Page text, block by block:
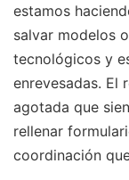
estamos
salvar modelos
tecnológicos y
enrevesadas. El
agotada que
rellenar
coordinación